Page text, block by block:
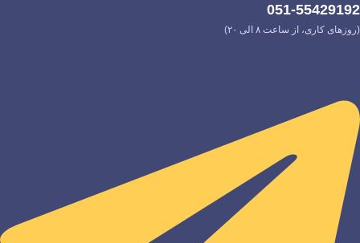
051-55429192
(روزهای کاری، از ساعت ۸ الی ۲۰)